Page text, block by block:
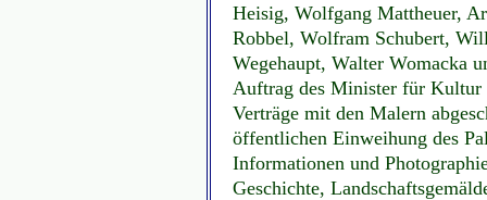
Heisig, Wolfgang Mattheuer,
Robbel, Wolfram Schubert,
Wegehaupt, Walter Womacka
Auftrag des Minister für Kultur
Verträge mit den Malern
öffentlichen Einweihung des
Informationen und
Geschichte,